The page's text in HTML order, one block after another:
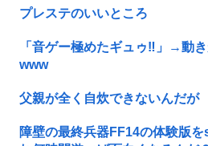
プレステのいいところ
「音ゲー極めたギュゥ‼️」→動
www
父親が全く自炊できないんだが
障壁の最終兵器FF14の体験版